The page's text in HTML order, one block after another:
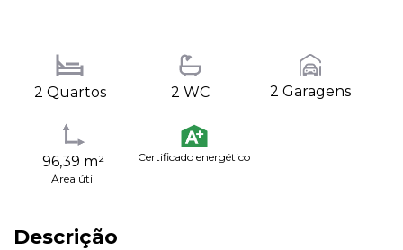
2 Quartos 2 WC 2 Garagens
96,39 m²
Área útil
Certificado energético
Descrição